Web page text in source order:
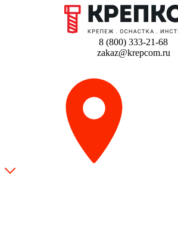
8 (800) 333-21-68
zakaz@krepcom.ru